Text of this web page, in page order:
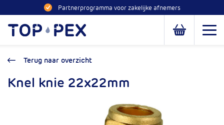
Naar inhoud Partnerprogramma voor zakelijke afnemers
Toppex
Open of
Terug naar overzicht
Knel knie 22x22mm